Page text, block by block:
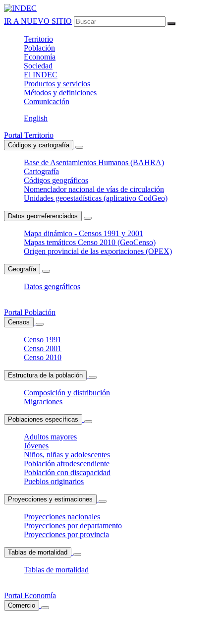
IR A NUEVO SITIO
Territorio
Población
Economía
Sociedad
El INDEC
Productos y servicios
Métodos y definiciones
Comunicación
English
Portal Territorio
Códigos y cartografía
Base de Asentamientos Humanos (BAHRA)
Cartografía
Códigos geográficos
Nomenclador nacional de vías de circulación
Unidades geoestadísticas (aplicativo CodGeo)
Datos georreferenciados
Mapa dinámico - Censos 1991 y 2001
Mapas temáticos Censo 2010 (GeoCenso)
Origen provincial de las exportaciones (OPEX)
Geografía
Datos geográficos
Portal Población
Censos
Censo 1991
Censo 2001
Censo 2010
Estructura de la población
Composición y distribución
Migraciones
Poblaciones específicas
Adultos mayores
Jóvenes
Niños, niñas y adolescentes
Población afrodescendiente
Población con discapacidad
Pueblos originarios
Proyecciones y estimaciones
Proyecciones nacionales
Proyecciones por departamento
Proyecciones por provincia
Tablas de mortalidad
Tablas de mortalidad
Portal Economía
Comercio